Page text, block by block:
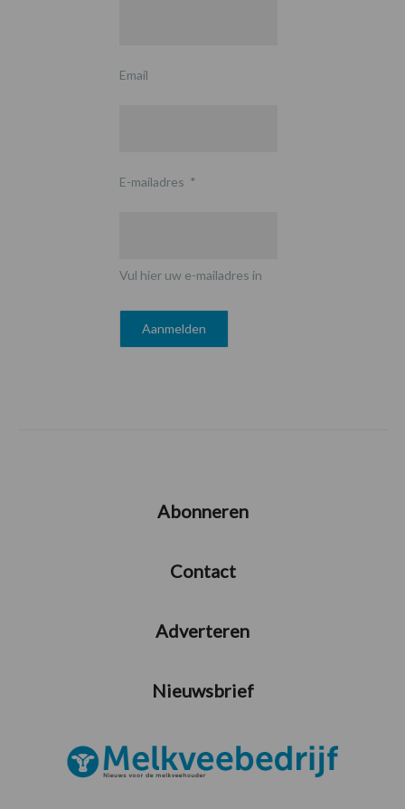
Email
E-mailadres *
Vul hier uw e-mailadres in
Abonneren
Contact
Adverteren
Nieuwsbrief